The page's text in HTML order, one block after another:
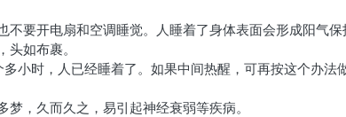
要开电扇和空调睡觉。人睡着了身体表面会形成阳气
如布裹。
小时，人已经睡着了。如果中间热醒，可再按这个办法做
，久而久之，易引起神经衰弱等疾病。